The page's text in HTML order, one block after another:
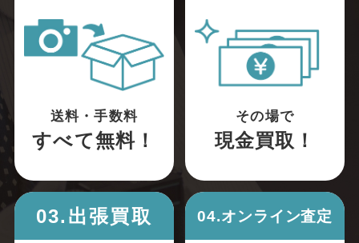
送料・手数料
すべて無料！
その場で
現金買取！
03.出張買取 04.オンライン査定